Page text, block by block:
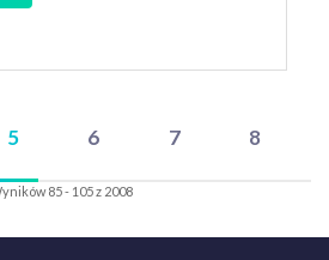
5 6 7 8
85 - 105 z 2008